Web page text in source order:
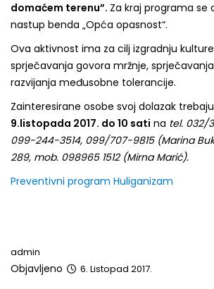
domaćem terenu”. Za kraj programa se
nastup benda „Opća opasnost“.
Ova aktivnost ima za cilj izgradnju
sprječavanja govora mržnje,
razvijanja međusobne tolerancije.
Zainteresirane osobe svoj dolazak
9.listopada 2017. do 10 sati na tel. 032/
099-244-3514, 099/707-9815(Marina
289, mob. 098965 1512 (Mirna Marić).
Preventivni program Huliganizam
admin
Objavljeno 6. Listopad 2017.